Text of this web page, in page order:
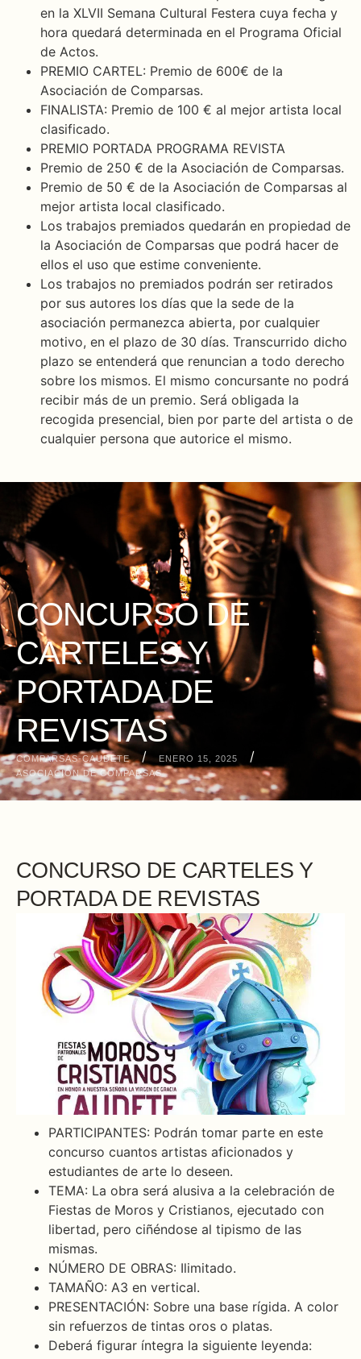
en la XLVII Semana Cultural Festera cuya fecha y
hora quedará determinada en el Programa Oficial
de Actos.
PREMIO CARTEL: Premio de 600€ de la
Asociación de Comparsas.
FINALISTA: Premio de 100 € al mejor artista local
clasificado.
PREMIO PORTADA PROGRAMA REVISTA
Premio de 250 € de la Asociación de Comparsas.
Premio de 50 € de la Asociación de Comparsas al
mejor artista local clasificado.
Los trabajos premiados quedarán en propiedad de
la Asociación de Comparsas que podrá hacer de
ellos el uso que estime conveniente.
Los trabajos no premiados podrán ser retirados
por sus autores los días que la sede de la
asociación permanezca abierta, por cualquier
motivo, en el plazo de 30 días. Transcurrido dicho
plazo se entenderá que renuncian a todo derecho
sobre los mismos. El mismo concursante no podrá
recibir más de un premio. Será obligada la
recogida presencial, bien por parte del artista o de
cualquier persona que autorice el mismo.
CONCURSO DE
CARTELES Y
PORTADA DE
REVISTAS
COMPARSAS-CAUDETE / ENERO 15, 2025 /
ASOCIACIÓN DE COMPARSAS
CONCURSO DE CARTELES Y
PORTADA DE REVISTAS
PARTICIPANTES: Podrán tomar parte en este
concurso cuantos artistas aficionados y
estudiantes de arte lo deseen.
TEMA: La obra será alusiva a la celebración de
Fiestas de Moros y Cristianos, ejecutado con
libertad, pero ciñéndose al tipismo de las
mismas.
NÚMERO DE OBRAS: Ilimitado.
TAMAÑO: A3 en vertical.
PRESENTACIÓN: Sobre una base rígida. A color
sin refuerzos de tintas oros o platas.
Deberá figurar íntegra la siguiente leyenda: